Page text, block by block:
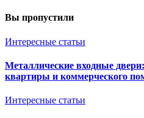
Вы пропустили
Интересные статьи
Металлические входные
квартиры и коммерческого
Интересные статьи